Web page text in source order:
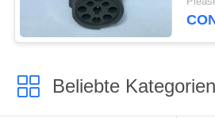
Beliebte Kategorien